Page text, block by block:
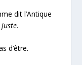
dit l’Antique
d’être.